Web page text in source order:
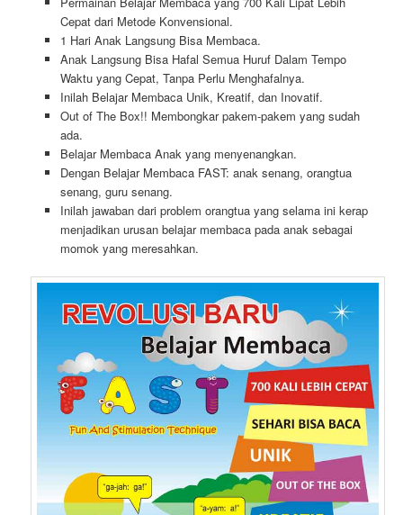
Cepat dari Metode Konvensional.
1 Hari Anak Langsung Bisa Membaca.
Anak Langsung Bisa Hafal Semua Huruf Dalam Tempo
Waktu yang Cepat, Tanpa Perlu Menghafalnya.
Inilah Belajar Membaca Unik, Kreatif, dan Inovatif.
Out of The Box!! Membongkar pakem-pakem yang sudah
ada.
Belajar Membaca Anak yang menyenangkan.
Dengan Belajar Membaca FAST: anak senang, orangtua
senang, guru senang.
Inilah jawaban dari problem orangtua yang selama ini kerap
menjadikan urusan belajar membaca pada anak sebagai
momok yang meresahkan.